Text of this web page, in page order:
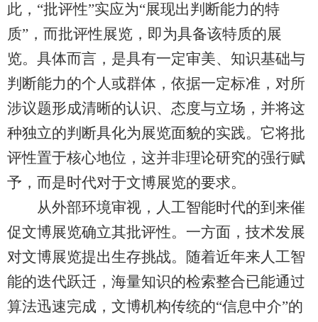
此，“批评性”实应为“展现出判断能力的特
质”，而批评性展览，即为具备该特质的展
览。具体而言，是具有一定审美、知识基础与
判断能力的个人或群体，依据一定标准，对所
涉议题形成清晰的认识、态度与立场，并将这
种独立的判断具化为展览面貌的实践。它将批
评性置于核心地位，这并非理论研究的强行赋
予，而是时代对于文博展览的要求。
从外部环境审视，人工智能时代的到来催
促文博展览确立其批评性。一方面，技术发展
对文博展览提出生存挑战。随着近年来人工智
能的迭代跃迁，海量知识的检索整合已能通过
算法迅速完成，文博机构传统的“信息中介”的